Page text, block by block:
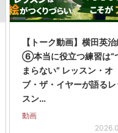
【トーク動画】横田英
⑥本当に役立つ練習は“
まらない” レッスン・オ
ブ・ザ・イヤーが語るレ
スン…
動画